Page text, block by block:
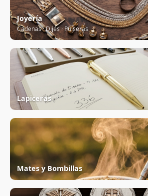
Joyería
Cadenas · Dijes · Pulseras
Lapiceras
Mates y Bombillas